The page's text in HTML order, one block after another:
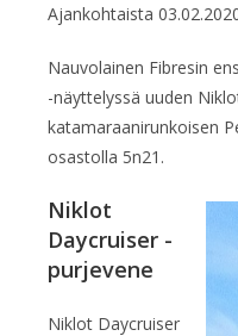
Ajankohtaista
Nauvolainen Fibresin
-näyttelyssä uuden
katamaraanirunkoisen
osastolla 5n21.
Niklot
Daycruiser -
purjevene
Niklot Daycruiser